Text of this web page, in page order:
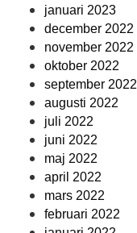
januari 2023
december 2022
november 2022
oktober 2022
september 2022
augusti 2022
juli 2022
juni 2022
maj 2022
april 2022
mars 2022
februari 2022